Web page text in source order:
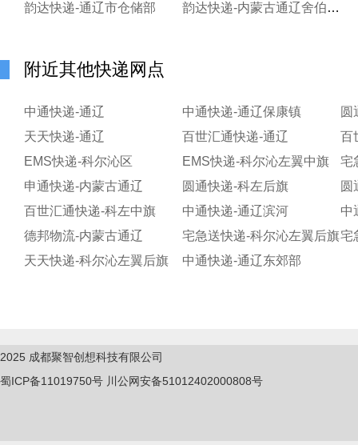
韵达快递-通辽市仓储部
韵达快递-内蒙古通辽舍伯吐分部
附近其他快递网点
中通快递-通辽 中通快递-通辽保康镇
圆
天天快递-通辽
百世汇通快递-通辽
百
EMS快递-科尔沁区
EMS快递-科尔沁左翼中旗
宅
申通快递-内蒙古通辽
圆通快递-科左后旗
圆
百世汇通快递-科左中旗
中通快递-通辽滨河
中
德邦物流-内蒙古通辽
宅急送快递-科尔沁左翼后旗宅
天天快递-科尔沁左翼后旗
中通快递-通辽东郊部
2025 成都聚智创想科技有限公司
蜀ICP备11019750号 川公网安备51012402000808号